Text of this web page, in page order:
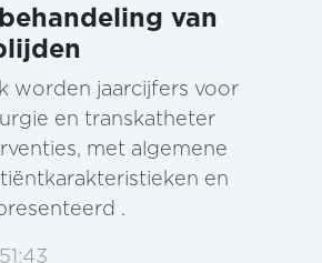
van
worden jaarcijfers voor
en transkatheter
met algemene
en
.